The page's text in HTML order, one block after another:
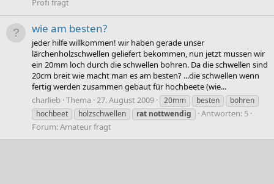
Profi fragt
wie am besten?
jeder hilfe willkommen! wir haben gerade unser
lärchenholzschwellen geliefert bekommen, nun jetzt mussen wir
ein 20mm loch durch die schwellen bohren. Da die schwellen sind
20cm breit wie macht man es am besten? ...die schwellen wenn
fertig werden zusammen gebaut für hochbeete (wie...
charlieb Thema 27. August 2009 20mm besten
bohren
hochbeet
holzschwellen rat nottwendig
Antworten: 5
Forum:Amateur fragt